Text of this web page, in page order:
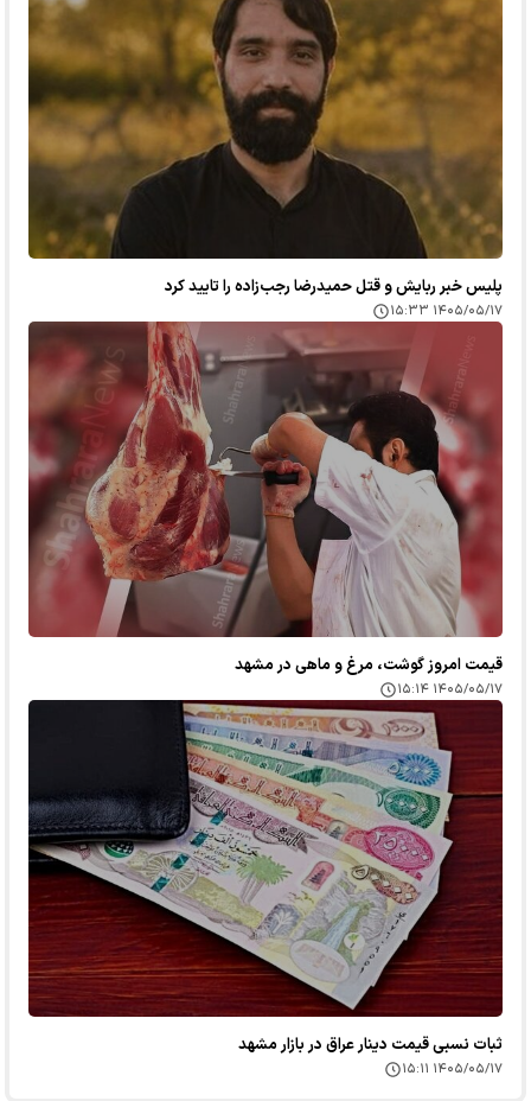
پلیس خبر ربایش و قتل حمیدرضا رجب‌زاده را تایید کرد
۱۴۰۵/۰۵/۱۷ ۱۵:۳۳
قیمت امروز گوشت، مرغ و ماهی در مشهد
۱۴۰۵/۰۵/۱۷ ۱۵:۱۴
ثبات نسبی قیمت دینار عراق در بازار مشهد
۱۴۰۵/۰۵/۱۷ ۱۵:۱۱